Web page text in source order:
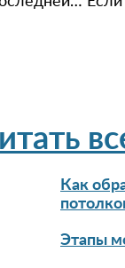
Как
Этапы